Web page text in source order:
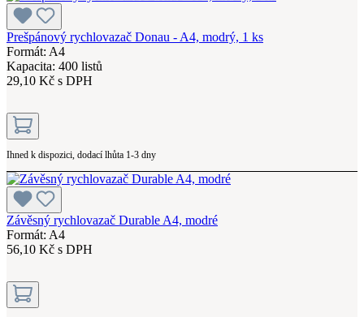
Prešpánový rychlovazač Donau - A4, modrý, 1 ks
Formát: A4
Kapacita: 400 listů
29,10 Kč s DPH
Ihned k dispozici, dodací lhůta 1-3 dny
Závěsný rychlovazač Durable A4, modré
Formát: A4
56,10 Kč s DPH